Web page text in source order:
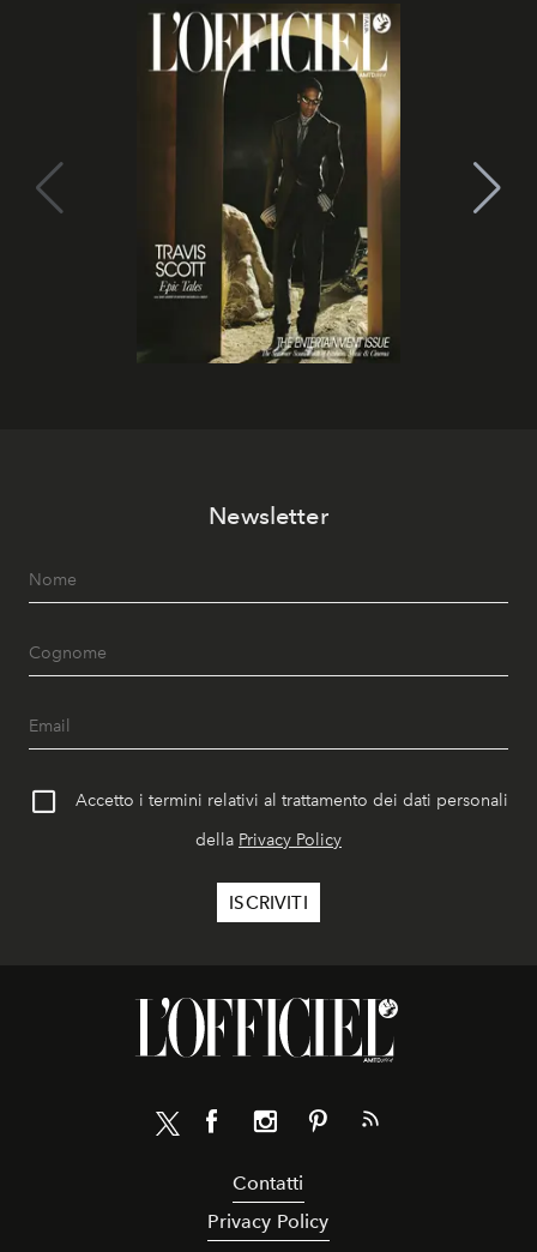
Newsletter
Accetto i termini relativi al trattamento dei dati personali
della Privacy Policy
Contatti
Privacy Policy